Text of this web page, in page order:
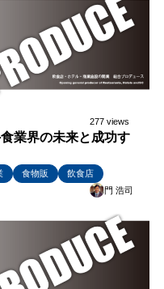
277 views
業界の未来と成功す
食物販
飲食店
門 浩司